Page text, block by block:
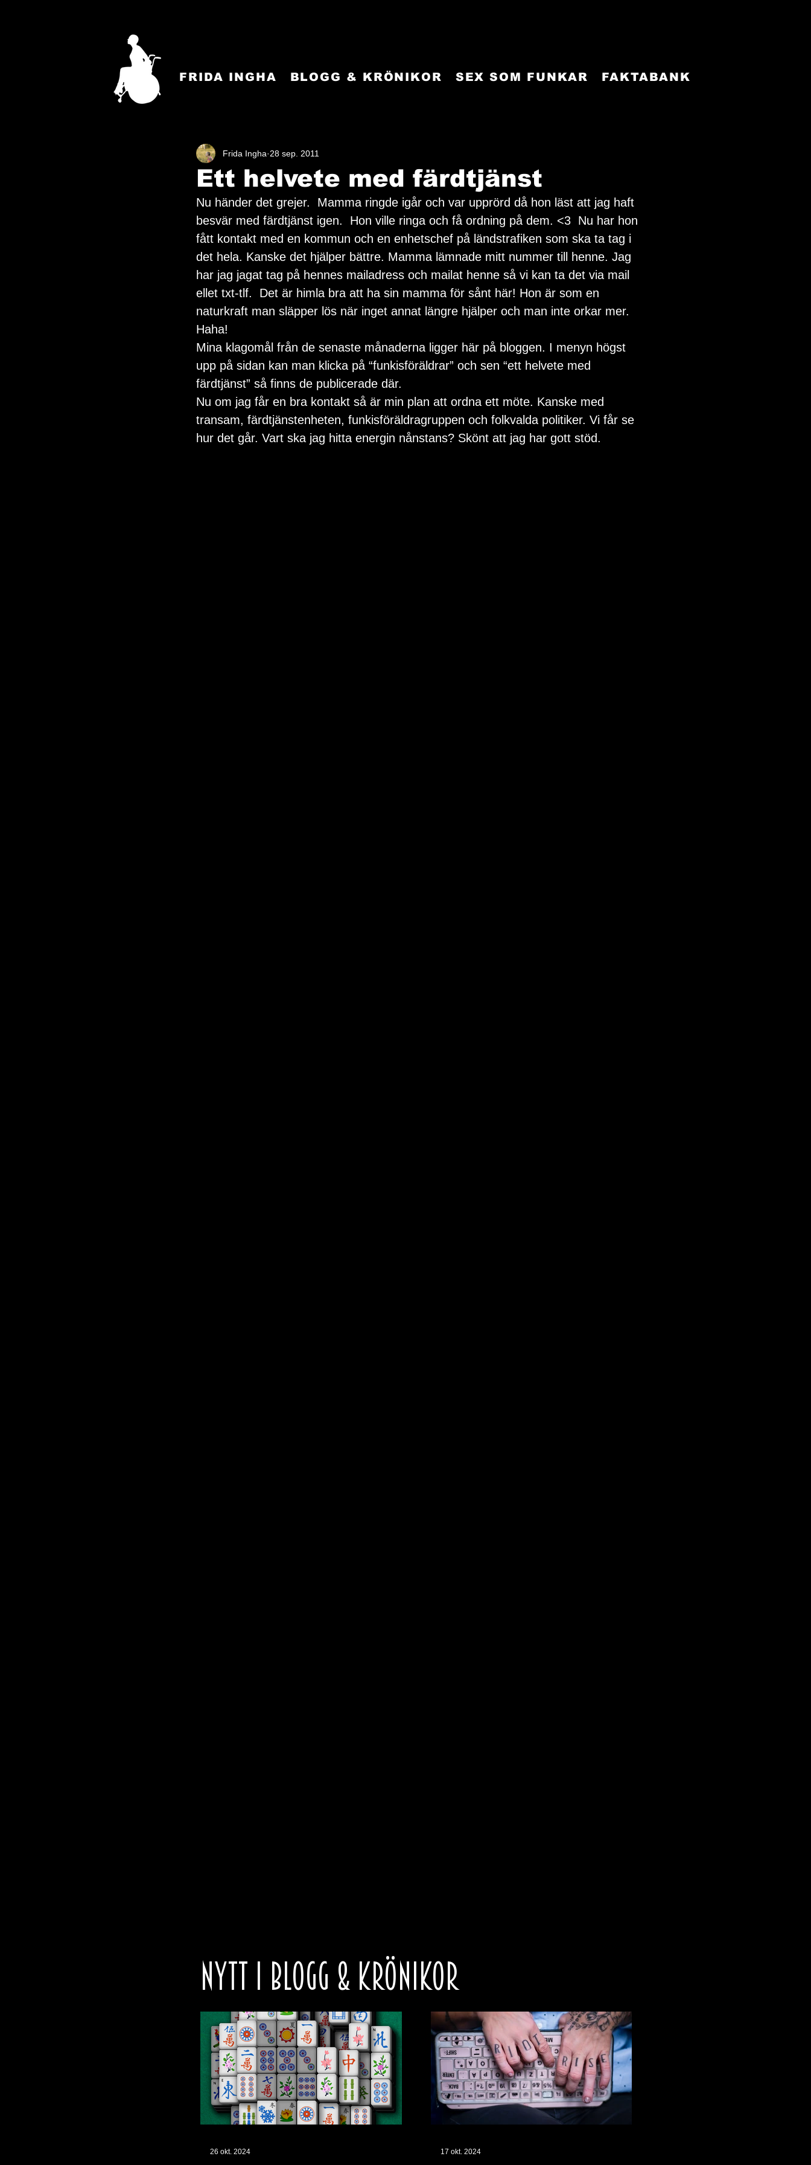
FRIDA INGHA BLOGG & KRÖNIKOR SEX SOM FUNKAR FAKTABANK
Ett helvete med färdtjänst
Frida Ingha 28 sep. 2011
Nu händer det grejer.  Mamma ringde igår och var upprörd då hon läst att jag haft
besvär med färdtjänst igen.  Hon ville ringa och få ordning på dem. <3  Nu har hon
fått kontakt med en kommun och en enhetschef på ländstrafiken som ska ta tag i
det hela. Kanske det hjälper bättre. Mamma lämnade mitt nummer till henne. Jag
har jag jagat tag på hennes mailadress och mailat henne så vi kan ta det via mail
ellet txt-tlf.  Det är himla bra att ha sin mamma för sånt här! Hon är som en
naturkraft man släpper lös när inget annat längre hjälper och man inte orkar mer.
Haha!
Mina klagomål från de senaste månaderna ligger här på bloggen. I menyn högst
upp på sidan kan man klicka på “funkisföräldrar” och sen “ett helvete med
färdtjänst” så finns de publicerade där.
Nu om jag får en bra kontakt så är min plan att ordna ett möte. Kanske med
transam, färdtjänstenheten, funkisföräldragruppen och folkvalda politiker. Vi får se
hur det går. Vart ska jag hitta energin nånstans? Skönt att jag har gott stöd.
NYTT I BLOGG & KRÖNIKOR
26 okt. 2024 17 okt. 2024